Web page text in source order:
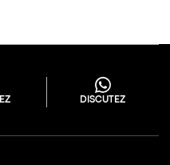
DISCUTEZ